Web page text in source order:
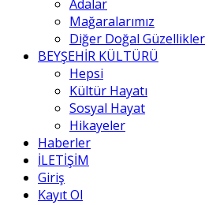
Adalar
Mağaralarımız
Diğer Doğal Güzellikler
BEYŞEHİR KÜLTÜRÜ
Hepsi
Kültür Hayatı
Sosyal Hayat
Hikayeler
Haberler
İLETİŞİM
Giriş
Kayıt Ol